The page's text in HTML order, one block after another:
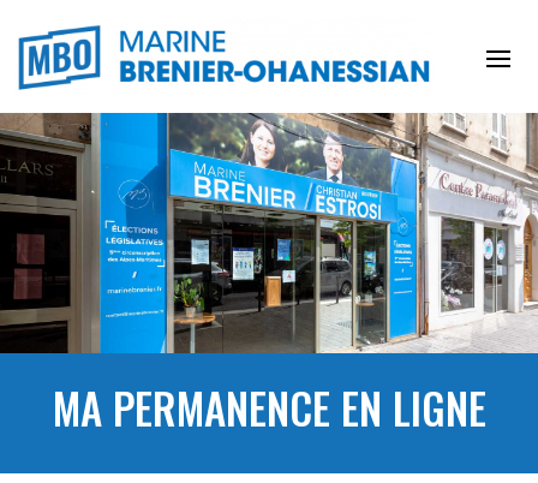
MA PERMANENCE EN LIGNE